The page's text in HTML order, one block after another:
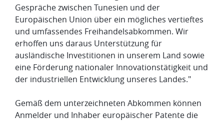
Gespräche zwischen Tunesien und der
Europäischen Union über ein mögliches vertieftes
und umfassendes Freihandelsabkommen. Wir
erhoffen uns daraus Unterstützung für
ausländische Investitionen in unserem Land sowie
eine Förderung nationaler Innovationstätigkeit und
der industriellen Entwicklung unseres Landes."
Gemäß dem unterzeichneten Abkommen können
Anmelder und Inhaber europäischer Patente die